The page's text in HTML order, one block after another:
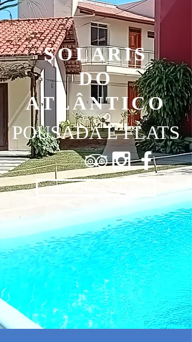
SOLARIS
DO
ATLÂNTICO
POUSADA E FLATS
DISPONIBILIDADE